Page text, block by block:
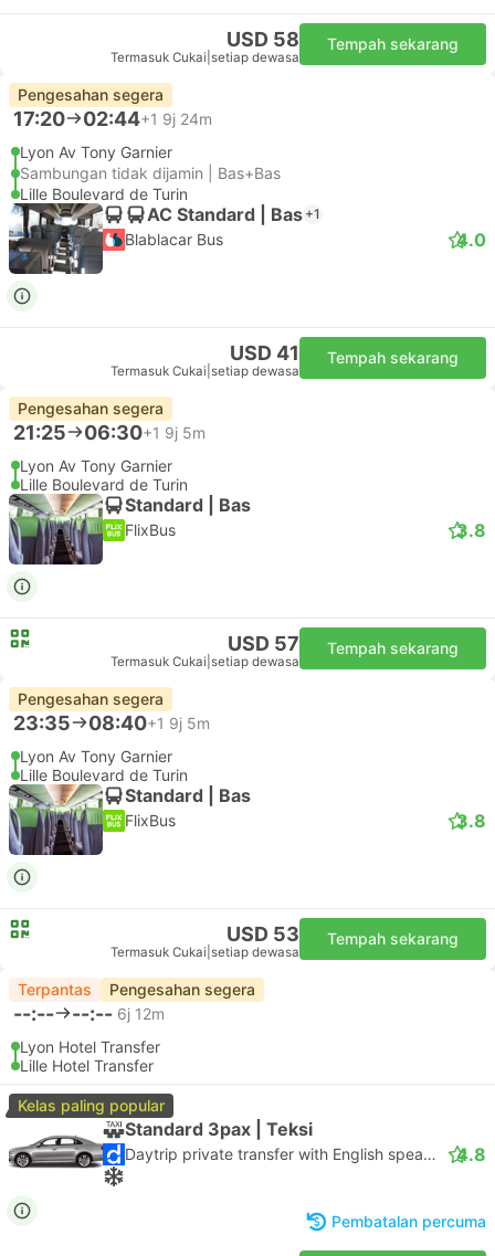
USD 58
Termasuk Cukai setiap dewasa
Tempah sekarang
Pengesahan segera
17:20 02:44+1 9j 24m
Lyon Av Tony Garnier
Sambungan tidak dijamin | Bas+Bas
Lille Boulevard de Turin
AC Standard | Bas +1
Blablacar Bus 4.0
USD 41
Termasuk Cukai setiap dewasa
Tempah sekarang
Pengesahan segera
21:25 06:30+1 9j 5m
Lyon Av Tony Garnier
Lille Boulevard de Turin
Standard | Bas
FlixBus 3.8
USD 57
Termasuk Cukai setiap dewasa
Tempah sekarang
Pengesahan segera
23:35 08:40+1 9j 5m
Lyon Av Tony Garnier
Lille Boulevard de Turin
Standard | Bas
FlixBus 3.8
USD 53
Termasuk Cukai setiap dewasa
Tempah sekarang
Terpantas Pengesahan segera
--:-- --:-- 6j 12m
Lyon Hotel Transfer
Lille Hotel Transfer
Kelas paling popular
Standard 3pax | Teksi
Daytrip private transfer with English speaking driver 4.8
Pembatalan percuma